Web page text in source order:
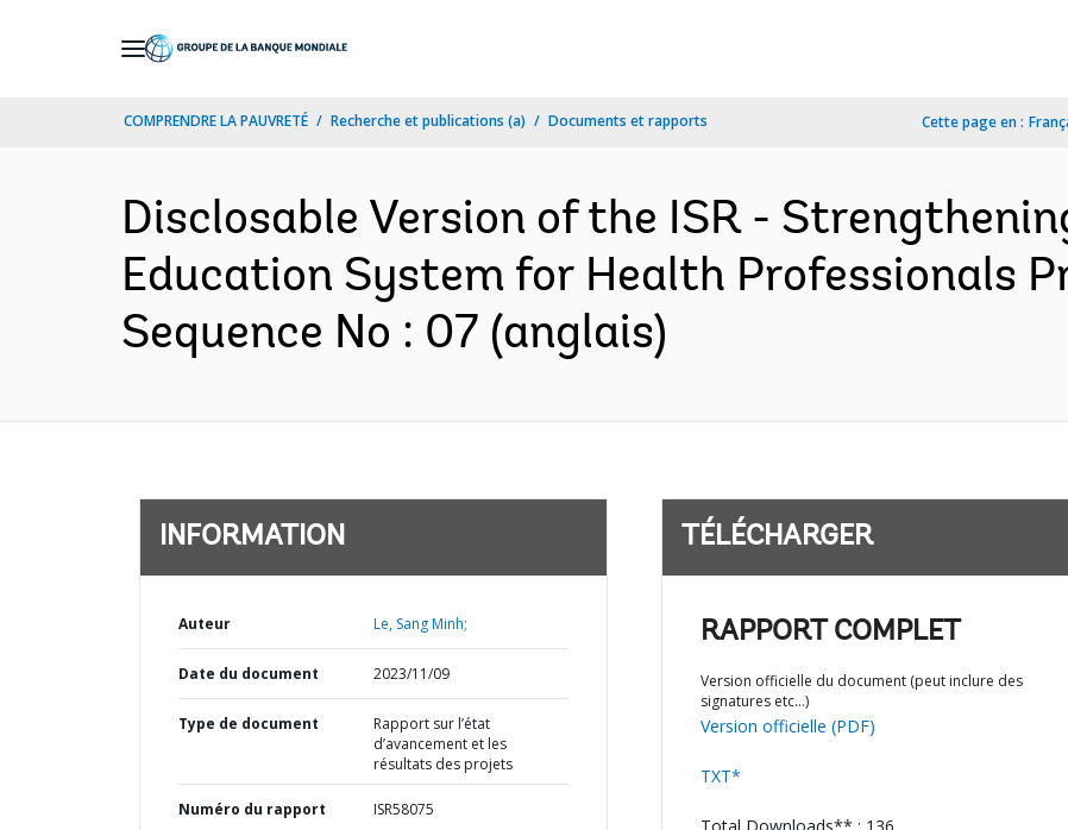
COMPRENDRE LA PAUVRETÉ Recherche et publications (a) Documents et rapports Cette page en :
Disclosable Version of the ISR -
Education System for Health Professionals
Sequence No : 07 (anglais)
INFORMATION
Auteur Le, Sang Minh;
Date du document 2023/11/09
Type de document
Rapport sur l’état
d’avancement et les
résultats des projets
Numéro du rapport ISR58075
TÉLÉCHARGER
RAPPORT COMPLET
Version officielle du document (peut inclure des
signatures etc…)
Version officielle (PDF)
TXT*